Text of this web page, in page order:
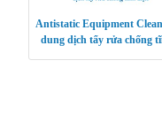
Antistatic Equipment
dung dịch tẩy rửa chống